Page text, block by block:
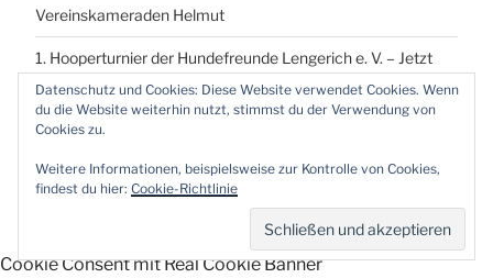
Vereinskameraden Helmut
1. Hooperturnier der Hundefreunde Lengerich e. V. – Jetzt
vormerken!
Proudly powered by WordPress
Cookie Consent mit Real Cookie Banner
Datenschutz und Cookies: Diese Website verwendet Cookies. Wenn
du die Website weiterhin nutzt, stimmst du der Verwendung von
Cookies zu.
Weitere Informationen, beispielsweise zur Kontrolle von Cookies,
findest du hier: Cookie-Richtlinie